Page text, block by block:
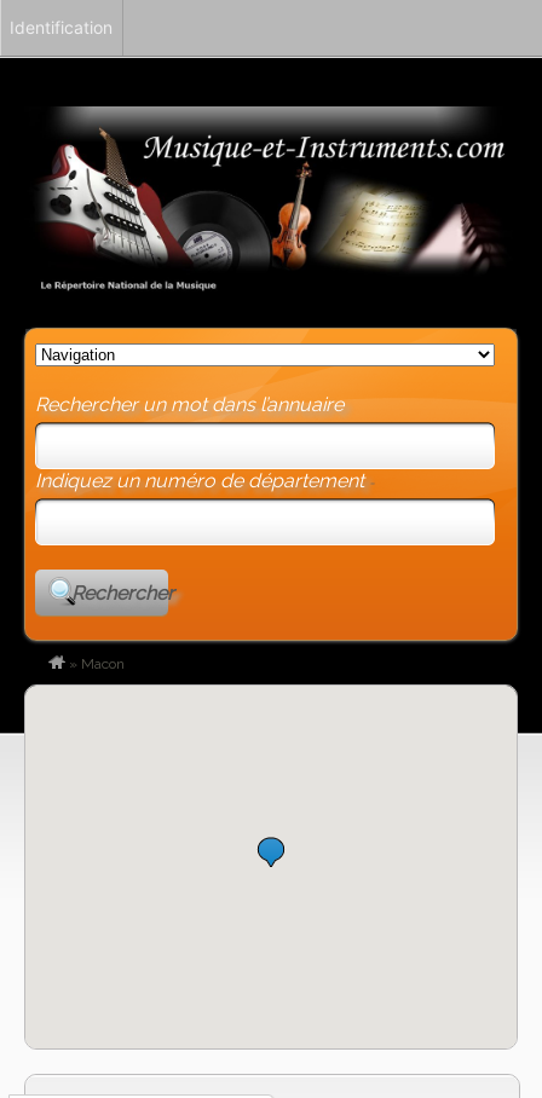
Rechercher un mot dans l’annuaire
Indiquez un numéro de département -
Rechercher
» Macon
Identification